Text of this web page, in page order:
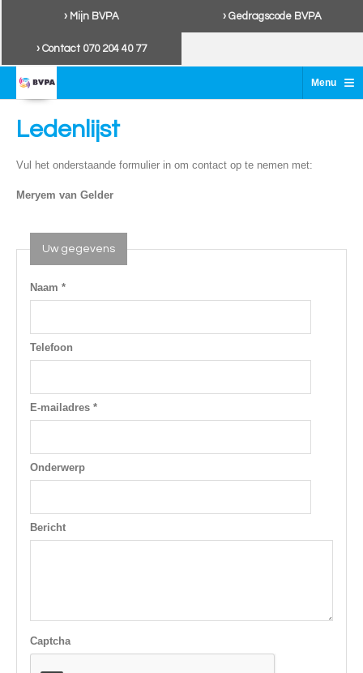
› Mijn BVPA › Gedragscode BVPA
› Contact 070 204 40 77
Menu ≡
Ledenlijst
Vul het onderstaande formulier in om contact op te nemen met:
Meryem van Gelder
Uw gegevens
Naam *
Telefoon
E-mailadres *
Onderwerp
Bericht
Captcha